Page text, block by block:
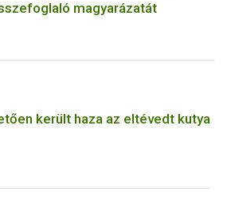
magyarázatát
került haza az eltévedt kutya